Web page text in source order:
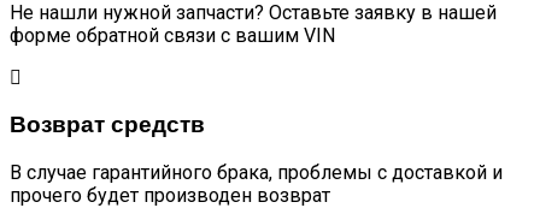
Не нашли нужной запчасти? Оставьте заявку в нашей
форме обратной связи с вашим VIN
Возврат средств
В случае гарантийного брака, проблемы с доставкой и
прочего будет производен возврат